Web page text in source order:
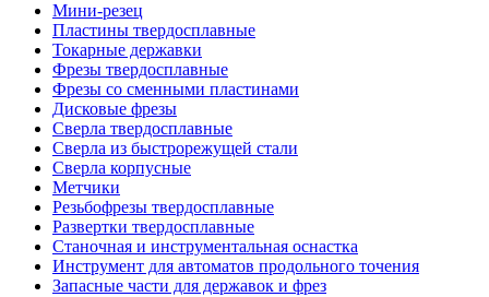
Мини-резец
Пластины твердосплавные
Токарные державки
Фрезы твердосплавные
Фрезы со сменными пластинами
Дисковые фрезы
Сверла твердосплавные
Сверла из быстрорежущей стали
Сверла корпусные
Метчики
Резьбофрезы твердосплавные
Развертки твердосплавные
Станочная и инструментальная оснастка
Инструмент для автоматов продольного точения
Запасные части для державок и фрез